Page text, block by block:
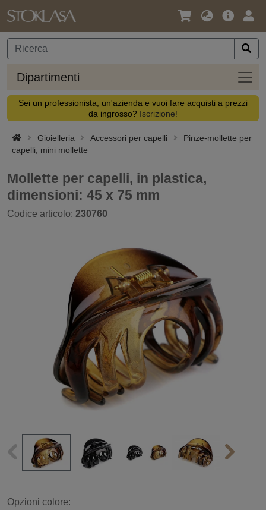
Lingua
Valuta
Offerta
Dipartimenti
Sei un professionista, un'azienda e vuoi fare acquisti a prezzi
da ingrosso? Iscrizione!
Gioielleria Accessori per capelli
Pinze-mollette per
capelli, mini mollette
Mollette per capelli, in plastica,
dimensioni: 45 x 75 mm
Codice articolo: 230760
Opzioni colore: